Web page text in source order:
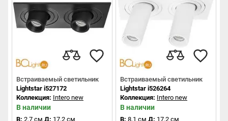
Встраиваемый светильник
Lightstar i527172
Коллекция: Intero new
В наличии
В: 2.7 см Д: 17.2 см
Встраиваемый светильник
Lightstar i526264
Коллекция: Intero new
В наличии
В: 8.1 см Д: 17.2 см